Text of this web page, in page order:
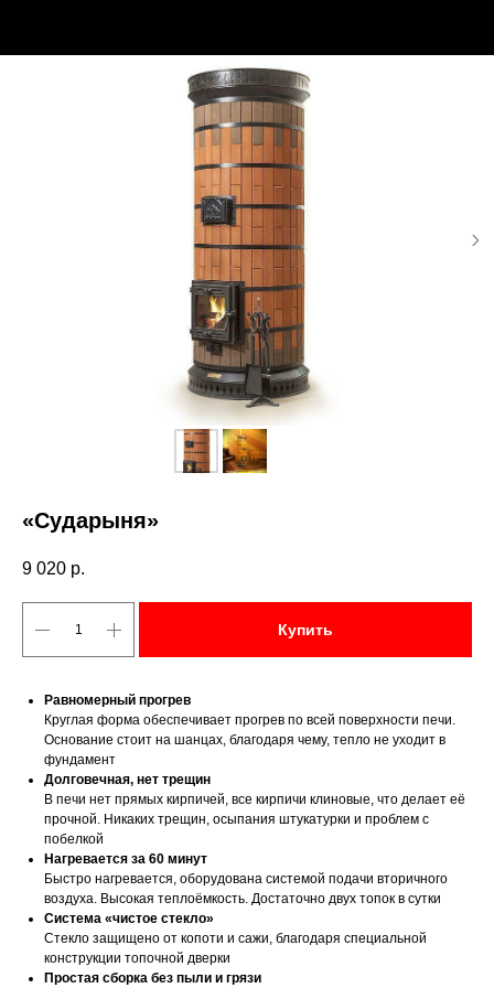
«Сударыня»
9 020 р.
Купить
Равномерный прогрев
Круглая форма обеспечивает прогрев по всей поверхности печи.
Основание стоит на шанцах, благодаря чему, тепло не уходит в
фундамент
Долговечная, нет трещин
В печи нет прямых кирпичей, все кирпичи клиновые, что делает её
прочной. Никаких трещин, осыпания штукатурки и проблем с
побелкой
Нагревается за 60 минут
Быстро нагревается, оборудована системой подачи вторичного
воздуха. Высокая теплоёмкость. Достаточно двух топок в сутки
Система «чистое стекло»
Стекло защищено от копоти и сажи, благодаря специальной
конструкции топочной дверки
Простая сборка без пыли и грязи